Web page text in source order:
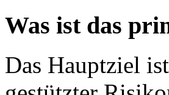
Was ist das
Das Hauptziel